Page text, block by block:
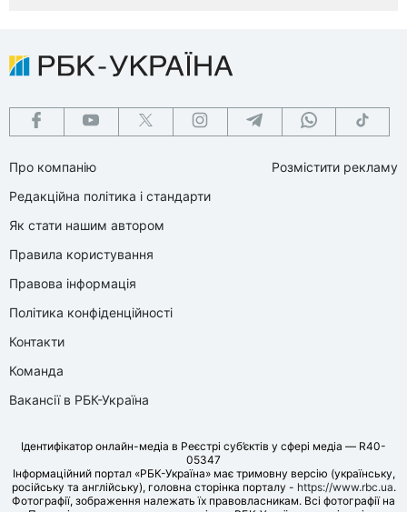
Про компанію
Редакційна політика і стандарти
Як стати нашим автором
Правила користування
Правова інформація
Політика конфіденційності
Контакти
Команда
Вакансії в РБК-Україна
Розмістити рекламу
Ідентифікатор онлайн-медіа в Реєстрі суб’єктів у сфері медіа — R40-
05347
Інформаційний портал «РБК-Україна» має тримовну версію (українську,
російську та англійську), головна сторінка порталу - https://www.rbc.ua.
Фотографії, зображення належать їх правовласникам. Всі фотографії на